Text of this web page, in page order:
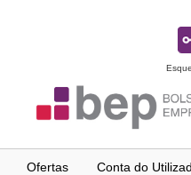
Ofertas Conta do